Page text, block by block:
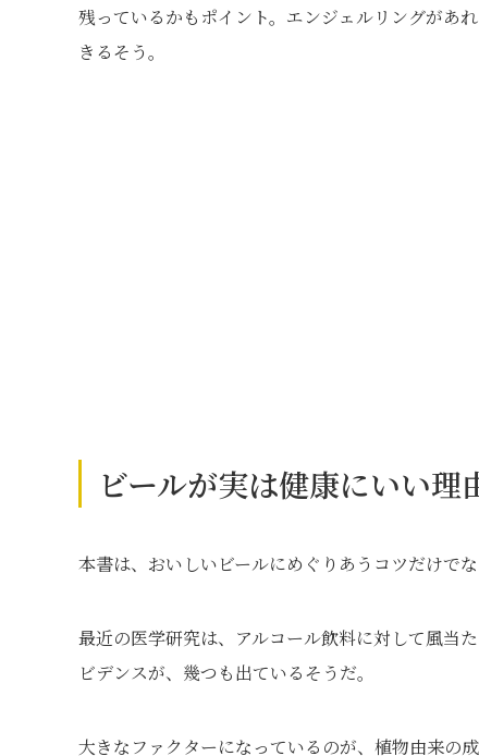
残っているかもポイント。エンジェルリングがあ
きるそう。
ビールが実は健康にいい理
本書は、おいしいビールにめぐりあうコツだけで
最近の医学研究は、アルコール飲料に対して風当
ビデンスが、幾つも出ているそうだ。
大きなファクターになっているのが、植物由来の